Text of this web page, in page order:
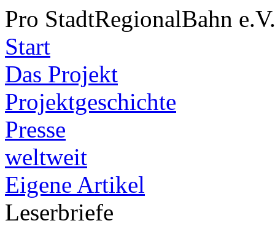
Pro StadtRegionalBahn e.V.
Start
Das Projekt
Projektgeschichte
Presse
weltweit
Eigene Artikel
Leserbriefe